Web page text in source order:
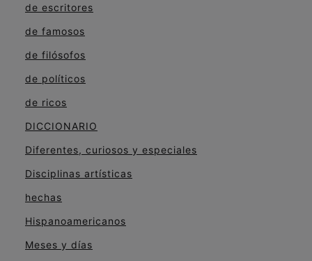
de escritores
de famosos
de filósofos
de políticos
de ricos
DICCIONARIO
Diferentes, curiosos y especiales
Disciplinas artísticas
hechas
Hispanoamericanos
Meses y días